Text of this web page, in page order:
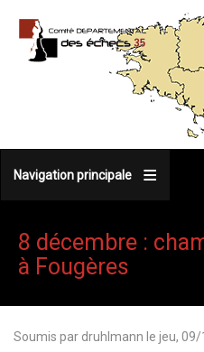
contenu
Navigation principale
8 décembre :
à Fougères
Soumis par druhlmann le jeu, 09/